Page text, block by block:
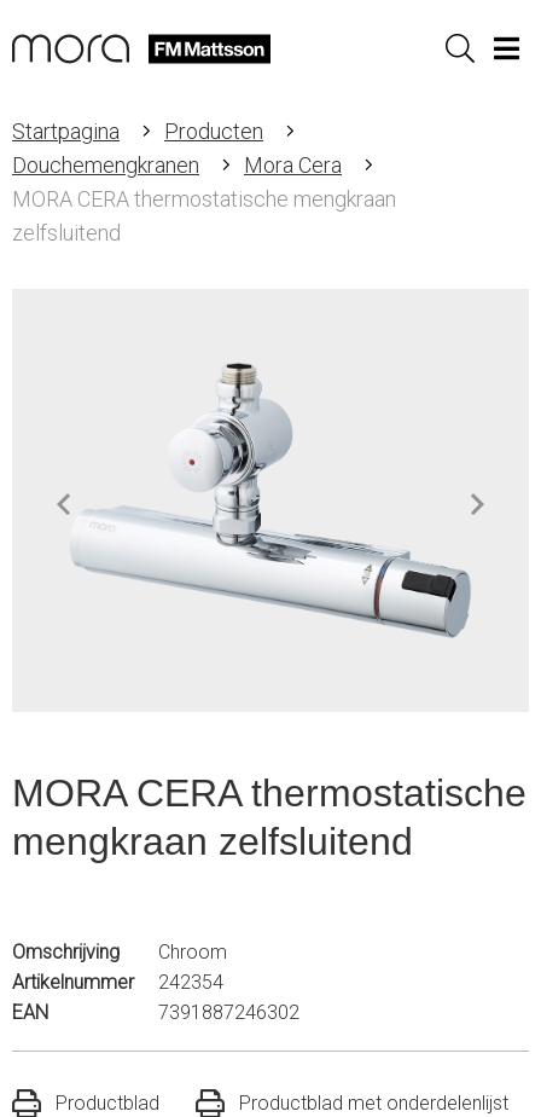
Sök
Startpagina
Producten
Douchemengkranen
Mora Cera
MORA CERA thermostatische mengkraan
zelfsluitend
MORA CERA thermostatische
mengkraan zelfsluitend
Omschrijving
Chroom
Artikelnummer
242354
EAN
7391887246302
Productblad Productblad met onderdelenlijst